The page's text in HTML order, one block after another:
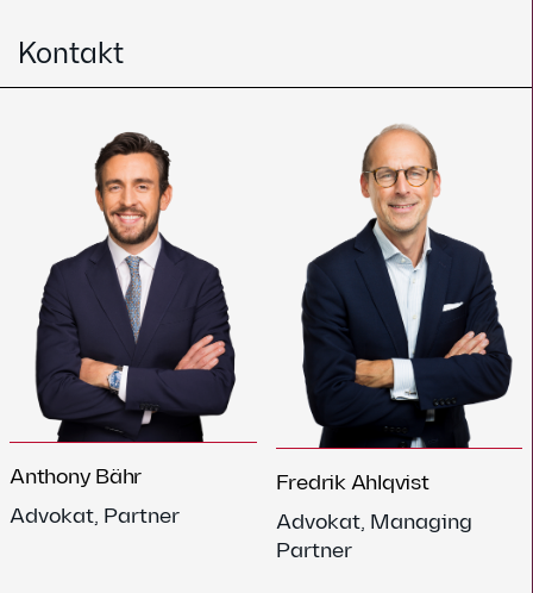
Kontakt
Anthony Bähr
Advokat, Partner
Fredrik Ahlqvist
Advokat, Managing
Partner